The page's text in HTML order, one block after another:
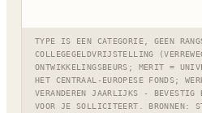
TYPE IS EEN CATEGORIE, GEEN
COLLEGEGELDVRIJSTELLING
ONTWIKKELINGSBEURS; MERIT =
HET CENTRAAL-EUROPESE FONDS;
VERANDEREN JAARLIJKS -
VOOR JE SOLLICITEERT. BRONNEN: